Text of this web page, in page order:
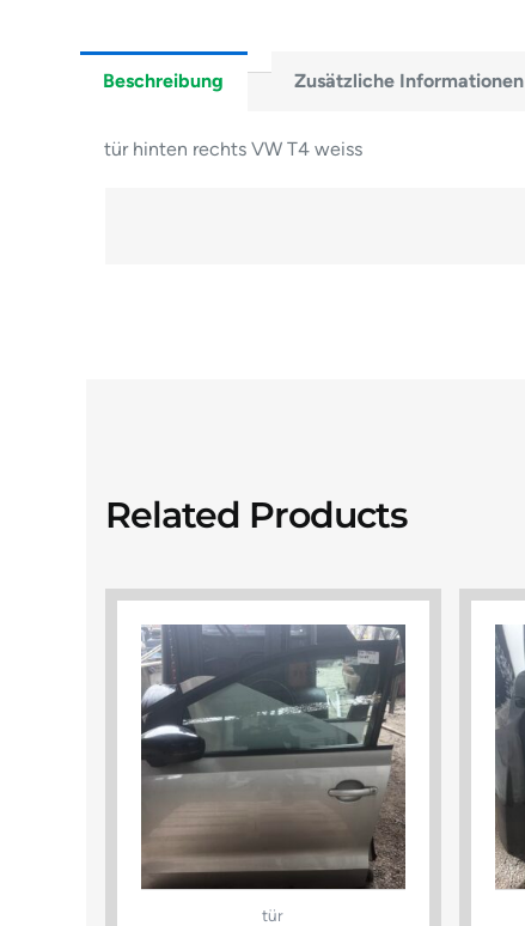
Beschreibung Zusätzliche Informationen
tür hinten rechts VW T4 weiss
Related Products
tür